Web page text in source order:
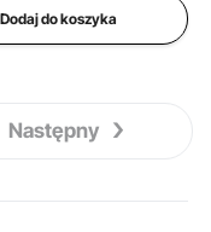
Dodaj do koszyka
Następny